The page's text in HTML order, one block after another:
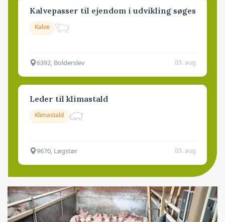
Kalvepasser til ejendom i udvikling søges
Kalve
6392, Bolderslev 03. aug.
Leder til klimastald
Klimastald
9670, Løgstør 03. aug.